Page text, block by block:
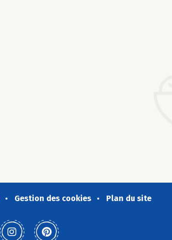
Gestion des cookies Plan du site